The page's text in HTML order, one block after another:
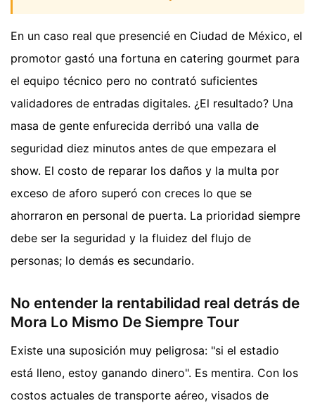
En un caso real que presencié en Ciudad de México, el
promotor gastó una fortuna en catering gourmet para
el equipo técnico pero no contrató suficientes
validadores de entradas digitales. ¿El resultado? Una
masa de gente enfurecida derribó una valla de
seguridad diez minutos antes de que empezara el
show. El costo de reparar los daños y la multa por
exceso de aforo superó con creces lo que se
ahorraron en personal de puerta. La prioridad siempre
debe ser la seguridad y la fluidez del flujo de
personas; lo demás es secundario.
No entender la rentabilidad real detrás de
Mora Lo Mismo De Siempre Tour
Existe una suposición muy peligrosa: "si el estadio
está lleno, estoy ganando dinero". Es mentira. Con los
costos actuales de transporte aéreo, visados de